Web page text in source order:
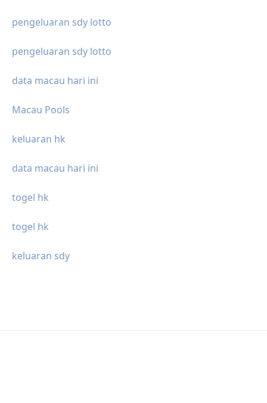
pengeluaran sdy lotto
pengeluaran sdy lotto
data macau hari ini
Macau Pools
keluaran hk
data macau hari ini
togel hk
togel hk
keluaran sdy